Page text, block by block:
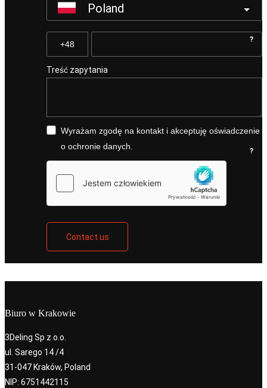
Poland
?
Treść zapytania
Wyrażam zgodę na kontakt i akceptuję oświadczenie
o ochronie danych.
?
Contact us
Biuro w Krakowie
3Deling Sp z o.o.
ul. Sarego 14 /4
31-047 Kraków, Poland
NIP: 6751442115